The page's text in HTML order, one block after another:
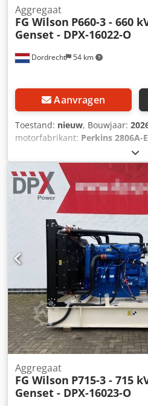
Dordrecht 54 km
Aggregaat
FG Wilson P660-3 - 660
Genset - DPX-16022-O
Aanvragen
Toestand: nieuw, Bouwjaar:
motorfabrikant: Perkins 2806A-
Toepassingsgebied: bouw
Generatorvermogen: 660 kVA
146 x 216 cm CE-markering: ja
Neem contact op met Team
Verdere opties en accessoires
Dkjdpfx Aoyg U Nlecaor -
Aggregaat
FG Wilson P715-3 - 715
Genset - DPX-16023-O